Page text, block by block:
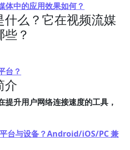
体中的应用效果如何？
么？它在视频流媒
？
台？
介
提升用户网络连接速度的工具，
台与设备？Android/iOS/PC 兼